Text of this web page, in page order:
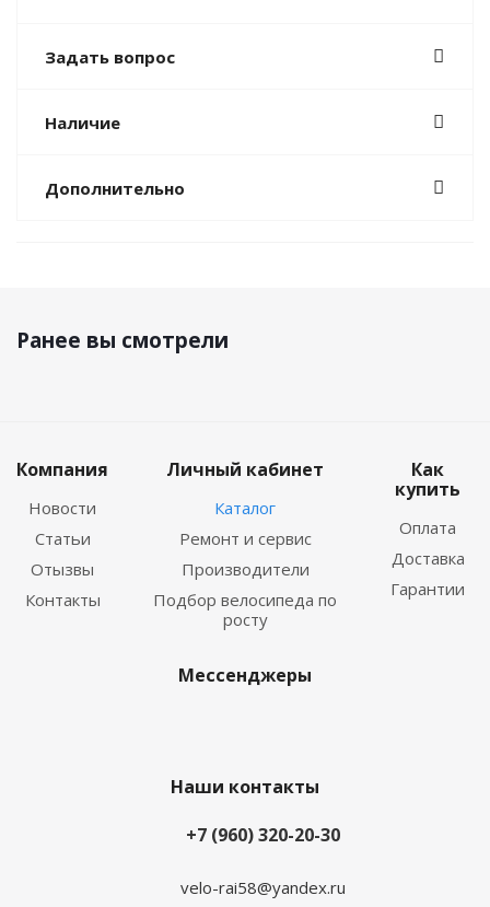
Задать вопрос
Наличие
Дополнительно
Ранее вы смотрели
Компания
Новости
Статьи
Отызвы
Контакты
Личный кабинет
Каталог
Ремонт и сервис
Производители
Подбор велосипеда по
росту
Как
купить
Оплата
Доставка
Гарантии
Мессенджеры
Наши контакты
+7 (960) 320-20-30
velo-rai58@yandex.ru